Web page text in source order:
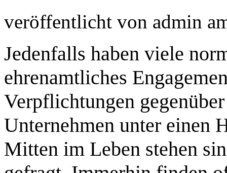
veröffentlicht von admin
Jedenfalls haben viele
ehrenamtliches
Verpflichtungen
Unternehmen unter einen
Mitten im Leben stehen